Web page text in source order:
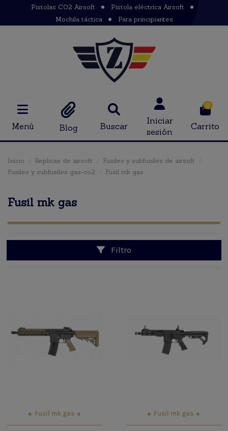
Pistolas CO2 Airsoft
Pistola eléctrica Airsoft
Mochila táctica
Para principiantes
Menú Blog Buscar
Iniciar
sesión
0
Carrito
Inicio Replicas de airsoft
Fusiles y subfusiles de airsoft
Fusiles y subfusiles gas-co2
Fusil mk gas
Fusil mk gas
Filtro
Fusil mk gas Fusil mk gas